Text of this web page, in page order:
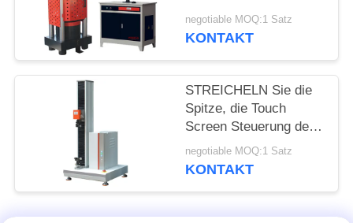
computergesteuert
negotiable MOQ:1 Satz
KONTAKT
STREICHELN Sie die
Spitze, die Touch
Screen Steuerung der
Kompressions-
Prüfmaschine-2000N
negotiable MOQ:1 Satz
KONTAKT